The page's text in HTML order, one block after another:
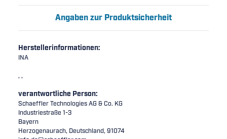
Angaben zur Produktsicherheit
Herstellerinformationen:
INA
, ,
verantwortliche Person:
Schaeffler Technologies AG & Co. KG
Industriestraße 1-3
Bayern
Herzogenaurach, Deutschland, 91074